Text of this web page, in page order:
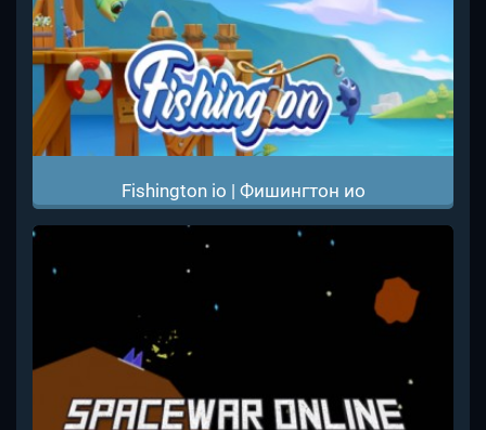
Fishington io | Фишингтон ио